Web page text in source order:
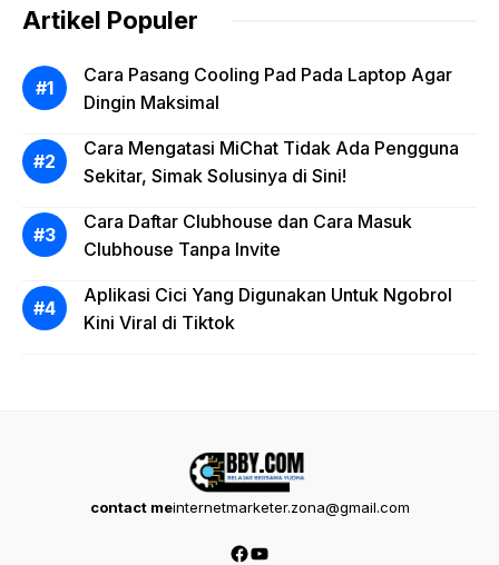
Artikel Populer
Cara Pasang Cooling Pad Pada Laptop Agar
Dingin Maksimal
Cara Mengatasi MiChat Tidak Ada Pengguna
Sekitar, Simak Solusinya di Sini!
Cara Daftar Clubhouse dan Cara Masuk
Clubhouse Tanpa Invite
Aplikasi Cici Yang Digunakan Untuk Ngobrol
Kini Viral di Tiktok
contact meinternetmarketer.zona@gmail.com
Facebook
YouTube